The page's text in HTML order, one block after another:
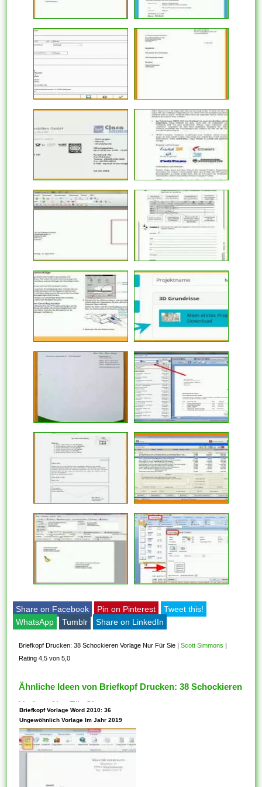
Share on Facebook Pin on Pinterest
Tweet this!
WhatsApp
Tumblr Share on LinkedIn
Briefkopf Drucken: 38 Schockieren Vorlage Nur Für Sie |Scott Simmons |
Rating 4,5 von 5,0
Ähnliche Ideen von Briefkopf Drucken: 38 Schockieren
Vorlage Nur Für Sie
Briefkopf Vorlage Word 2010: 36
Ungewöhnlich Vorlage Im Jahr 2019